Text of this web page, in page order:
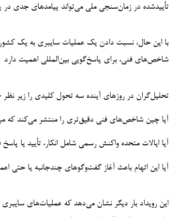
تأییدشده در زمان‌سنجی ملی می‌تواند پیامدهای جدی در
با این حال، نسبت دادن یک عملیات سایبری به یک
شاخص‌های فنی، برای پاسخ‌گویی بین‌المللی اهمیت دارد
تحلیل‌گران در روزهای آینده سه تحول کلیدی را زیر
آیا چین شاخص‌های فنی دقیق‌تری را منتشر می‌کند که
آیا ایالات متحده واکنش رسمی شامل انکار، تأیید یا پاسخ
آیا این اتهام باعث آغاز گفت‌وگوهای چندجانبه یا
این رویداد بار دیگر نشان می‌دهد که عملیات‌های